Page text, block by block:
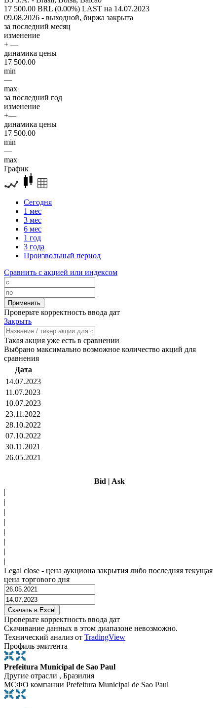
17 500.00 BRL (0.00%) LAST на 14.07.2023
09.08.2026 - выходной, биржа закрыта
за последний месяц
изменение
+ —
динамика цены
17 500.00
min
—
max
за последний год
изменение
+—
динамика цены
17 500.00
min
—
max
График
Сегодня
1 мес
3 мес
6 мес
1 год
3 года
Произвольный период
Сравнить с акцией или индексом
Проверьте корректность ввода дат
Закрыть
Такая акция уже есть в сравнении
Выбрано максимально возможное количество акций для
сравнения
Дата
14.07.2023
11.07.2023
10.07.2023
23.11.2022
28.10.2022
07.10.2022
30.11.2021
26.05.2021
Bid | Ask
|
|
|
|
|
|
|
|
Legal close - цена аукциона закрытия либо последняя текущая
цена торгового дня
Проверьте корректность ввода дат
Скачивание данных в этом диапазоне невозможно.
Технический анализ от TradingView
Профиль эмитента
Prefeitura Municipal de Sao Paul
Другие отрасли , Бразилия
МСФО компании Prefeitura Municipal de Sao Paul